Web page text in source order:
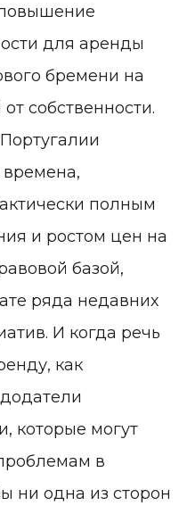
для аренды
бремени на
собственности.
полным
и ростом цен на
базой,
ряда недавних
И когда речь
как
которые могут
в
ни одна из сторон